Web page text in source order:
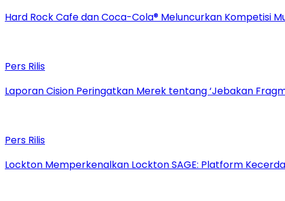
Hard Rock Cafe dan Coca-Cola® Meluncurkan Kompetisi
Pers Rilis
Laporan Cision Peringatkan Merek tentang ‘Jebakan
Pers Rilis
Lockton Memperkenalkan Lockton SAGE: Platform